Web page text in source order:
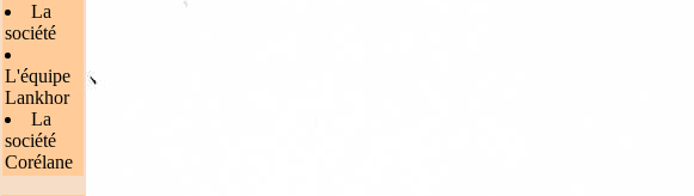
La
société
L'équipe
Lankhor
La
société
Corélane